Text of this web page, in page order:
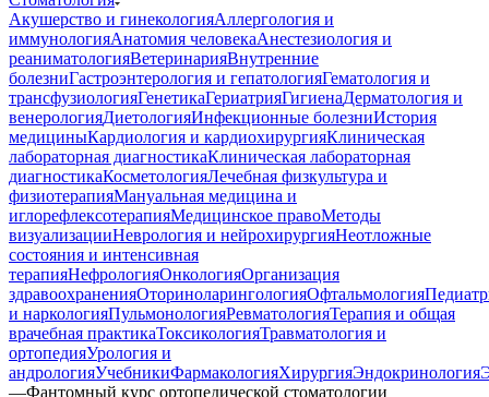
Акушерство и гинекологияАллергология и
иммунологияАнатомия человекаАнестезиология и
реаниматологияВетеринарияВнутренние
болезниГастроэнтерология и гепатологияГематология и
трансфузиологияГенетикаГериатрияГигиенаДерматология и
венерологияДиетологияИнфекционные болезниИстория
медициныКардиология и кардиохирургияКлиническая
лабораторная диагностикаКлиническая лабораторная
диагностикаКосметологияЛечебная физкультура и
физиотерапияМануальная медицина и
иглорефлексотерапияМедицинское правоМетоды
визуализацииНеврология и нейрохирургияНеотложные
состояния и интенсивная
терапияНефрологияОнкологияОрганизация
здравоохраненияОториноларингологияОфтальмология
и наркологияПульмонологияРевматологияТерапия и общая
врачебная практикаТоксикологияТравматология и
ортопедияУрология и
андрологияУчебникиФармакологияХирургияЭндокринология
—Фантомный курс ортопедической стоматологии